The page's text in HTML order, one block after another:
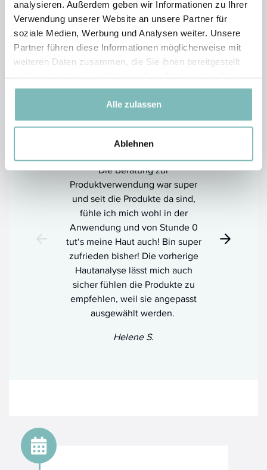
analysieren. Außerdem geben wir Informationen zu Ihrer
Verwendung unserer Website an unsere Partner für
soziale Medien, Werbung und Analysen weiter. Unsere
Partner führen diese Informationen möglicherweise mit
weiteren Daten zusammen, die Sie ihnen bereitgestellt
gesammelt haben.
Alle zulassen
Ablehnen
LOMBAGINE überzeugt seit Jahren tausende
Kundinnen. Hier ein Einblick in ihre persönlichen
Erfahrungen.
Perfekte Pflege, perfekter Service,
top Preise
Die Beratung zur
Produktverwendung war super
und seit die Produkte da sind,
fühle ich mich wohl in der
Anwendung und von Stunde 0
tut‘s meine Haut auch! Bin super
zufrieden bisher! Die vorherige
Hautanalyse lässt mich auch
sicher fühlen die Produkte zu
empfehlen, weil sie angepasst
ausgewählt werden.
Helene S.